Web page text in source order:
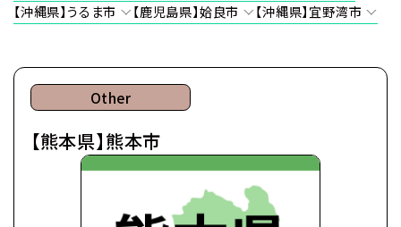
【沖縄県】うるま市
【鹿児島県】姶良市 【沖縄県】宜野湾市
Other
【熊本県】熊本市